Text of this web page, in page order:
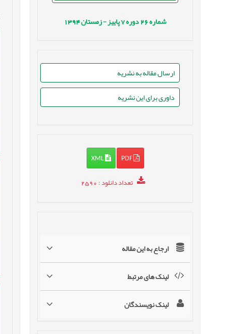
شماره دوره پاییز - زمستان1394
ارسال مقاله به نشریه
داوری برای این نشریه
PDF
XML
تعداد دانلود: 2590
ارجاع به این مقاله
لینک های مرتبط
لینک نویسندگان